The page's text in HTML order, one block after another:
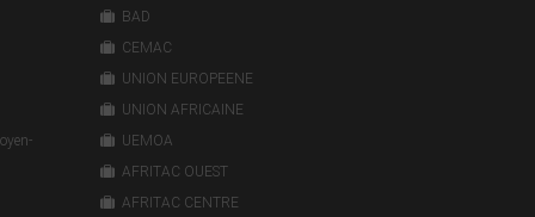
BAD
CEMAC
UNION EUROPEENE
UNION AFRICAINE
UEMOA
AFRITAC OUEST
AFRITAC CENTRE